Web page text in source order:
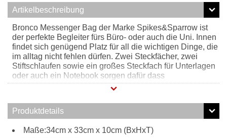
Artikelbeschreibung
Bronco Messenger Bag der Marke Spikes&Sparrow ist
der perfekte Begleiter fürs Büro- oder auch die Uni. Innen
findet sich genügend Platz für all die wichtigen Dinge, die
im alltag nicht fehlen dürfen. Zwei Steckfächer, zwei
Stiftschlaufen sowie ein großes Steckfach für Unterlagen
oder auch ein Notebook sorgen dafür dass
Habseligkeiten sicher und griffbereit verstaut werden
Reißverschlussfächer sowie zwei Steckfächer welche für
zusätzlichen Stauraum sorgen. Durch den verstell- und
bequem zur Umhängetasche umfunktioniert werden.
Produktdetails
Maße:34cm x 33cm x 10cm (BxHxT)